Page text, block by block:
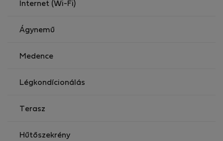
Internet (Wi-Fi)
Ágynemű
Medence
Légkondícionálás
Terasz
Hűtőszekrény